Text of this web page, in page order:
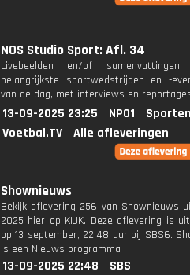
NOS Studio Sport: Afl. 34
Livebeelden en/of
belangrijkste sportwedstrijden en -
van de dag, met interviews en
13-09-2025 23:25 NPO1
Voetbal.TV
Alle afleveringen
Shownieuws
Bekijk aflevering 256 van Shownieuws
2025 hier op KIJK. Deze aflevering is
op 13 september, 22:48 uur bij SBS6.
is een Nieuws programma
13-09-2025 22:48
SBS